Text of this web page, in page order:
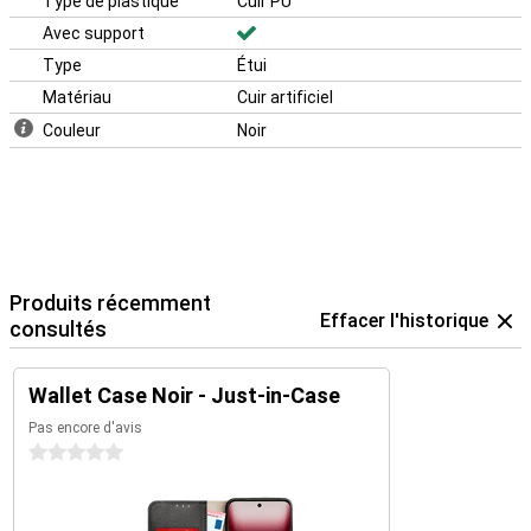
Avec support
Type
Étui
Matériau
Cuir artificiel
Couleur
Noir
Produits récemment
consultés
Effacer l'historique
Wallet Case Noir - Just-in-Case
Pas encore d'avis
0 étoiles